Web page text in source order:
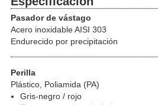
Pasador de vástago
Acero inoxidable AISI 303
Endurecido por precipitación
Perilla
Plástico, Poliamida (PA)
Gris-negro / rojo